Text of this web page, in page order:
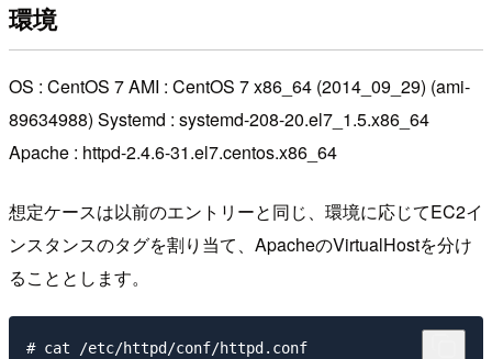
環境
OS : CentOS 7 AMI : CentOS 7 x86_64 (2014_09_29) (ami-
89634988) Systemd : systemd-208-20.el7_1.5.x86_64
Apache : httpd-2.4.6-31.el7.centos.x86_64
想定ケースは以前のエントリーと同じ、環境に応じてEC2イ
ンスタンスのタグを割り当て、ApacheのVirtualHostを分け
ることとします。
# cat /etc/httpd/conf/httpd.conf